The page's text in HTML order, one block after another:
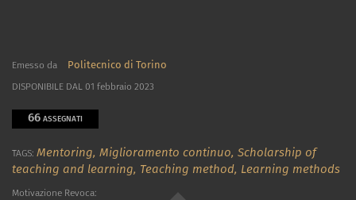
Emesso da Politecnico di Torino
DISPONIBILE DAL 01 febbraio 2023
66 ASSEGNATI
TAGS: Mentoring, Miglioramento continuo, Scholarship of
teaching and learning, Teaching method, Learning methods
Motivazione Revoca: